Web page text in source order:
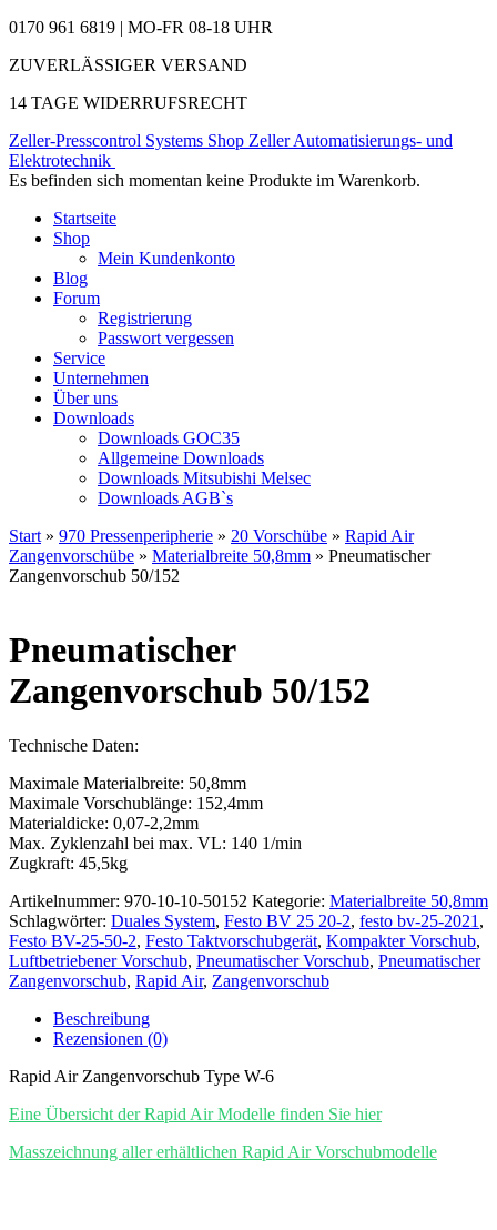
0170 961 6819 | MO-FR 08-18 UHR
ZUVERLÄSSIGER VERSAND
14 TAGE WIDERRUFSRECHT
Zeller-Presscontrol Systems Shop Zeller Automatisierungs- und
Elektrotechnik
Es befinden sich momentan keine Produkte im Warenkorb.
Startseite
Shop
Mein Kundenkonto
Blog
Forum
Registrierung
Passwort vergessen
Service
Unternehmen
Über uns
Downloads
Downloads GOC35
Allgemeine Downloads
Downloads Mitsubishi Melsec
Downloads AGB`s
Start » 970 Pressenperipherie » 20 Vorschübe » Rapid Air
Zangenvorschübe » Materialbreite 50,8mm » Pneumatischer
Zangenvorschub 50/152
Pneumatischer
Zangenvorschub 50/152
Technische Daten:
Maximale Materialbreite: 50,8mm
Maximale Vorschublänge: 152,4mm
Materialdicke: 0,07-2,2mm
Max. Zyklenzahl bei max. VL: 140 1/min
Zugkraft: 45,5kg
Artikelnummer: 970-10-10-50152 Kategorie: Materialbreite 50,8mm
Schlagwörter: Duales System, Festo BV 25 20-2, festo bv-25-2021 ,
Festo BV-25-50-2, Festo Taktvorschubgerät, Kompakter Vorschub,
Luftbetriebener Vorschub, Pneumatischer Vorschub, Pneumatischer
Zangenvorschub, Rapid Air, Zangenvorschub
Beschreibung
Rezensionen (0)
Rapid Air Zangenvorschub Type W-6
Eine Übersicht der Rapid Air Modelle finden Sie hier
Masszeichnung aller erhältlichen Rapid Air Vorschubmodelle